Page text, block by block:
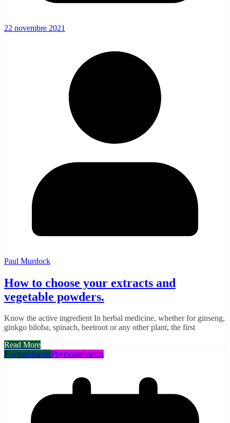
22 novembre 2021
Paul Murdock
How to choose your extracts and
vegetable powders.
Know the active ingredient In herbal medicine, whether for ginseng,
ginkgo biloba, spinach, beetroot or any other plant, the first
Read More
PhytonutrientsPhytonutriments